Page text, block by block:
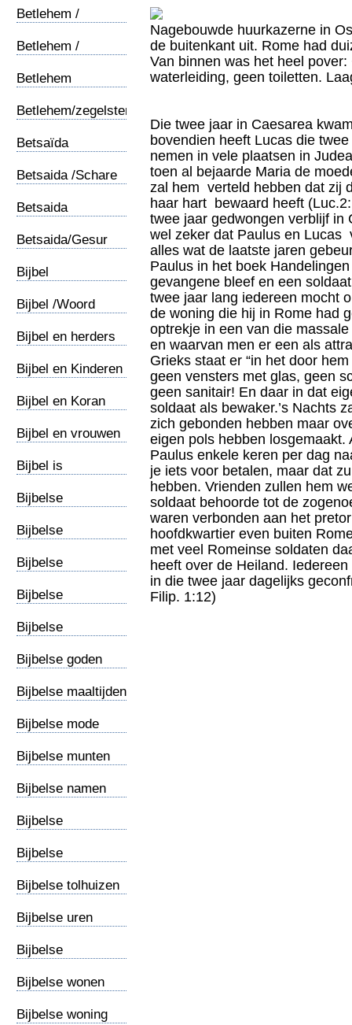
Betlehem /
Betlehem /
Betlehem
Betlehem/zegelstempel
Betsaïda
Betsaida /Schare
Betsaida
Betsaida/Gesur
Bijbel
Bijbel /Woord
Bijbel en herders
Bijbel en Kinderen
Bijbel en Koran
Bijbel en vrouwen
Bijbel is
Bijbelse
Bijbelse
Bijbelse
Bijbelse
Bijbelse
Bijbelse goden
Bijbelse maaltijden
Bijbelse mode
Bijbelse munten
Bijbelse namen
Bijbelse
Bijbelse
Bijbelse tolhuizen
Bijbelse uren
Bijbelse
Bijbelse wonen
Bijbelse woning
Nagebouwde huurkazerne in
de buitenkant uit. Rome had
Van binnen was het heel
waterleiding, geen toiletten.
Die twee jaar in Caesarea
bovendien heeft Lucas die
nemen in vele plaatsen in
toen al bejaarde Maria de
zal hem verteld hebben dat zij
haar hart bewaard heeft
twee jaar gedwongen verblijf in
wel zeker dat Paulus en Lucas
alles wat de laatste jaren
Paulus in het boek
gevangene bleef en een
twee jaar lang iedereen mocht
de woning die hij in Rome had
optrekje in een van die
en waarvan men er een als
Grieks staat er “in het door
geen vensters met glas, geen
geen sanitair! En daar in dat
soldaat als bewaker.’s Nachts
zich gebonden hebben maar
eigen pols hebben
Paulus enkele keren per dag
je iets voor betalen, maar dat
hebben. Vrienden zullen hem
soldaat behoorde tot de
waren verbonden aan het
hoofdkwartier even buiten
met veel Romeinse soldaten
heeft over de Heiland.
in die twee jaar dagelijks
Filip. 1:12)